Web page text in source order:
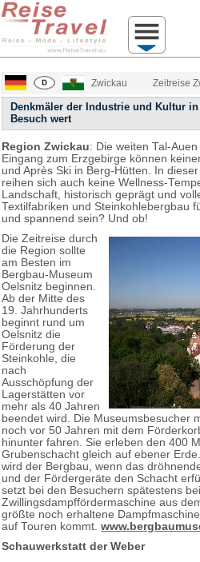
Zwickau Zeitreise
Denkmäler der Industrie und Kultur
Besuch wert
Region Zwickau: Die weiten Tal-
Eingang zum Erzgebirge können
und Après Ski in Berg-Hütten. In
reihen sich auch keine Wellness-
Landschaft, historisch geprägt und
Textilfabriken und Steinkohlebergbau
und spannend sein? Und ob!
Die Zeitreise durch
die Region sollte
am Besten im
Bergbau-Museum
Oelsnitz beginnen.
Ab der Mitte des
19. Jahrhunderts
beginnt rund um
Oelsnitz die
Förderung der
Steinkohle, die
nach
Ausschöpfung der
Lagerstätten vor
mehr als 40 Jahren
beendet wird. Die Museumsbesucher
noch vor 50 Jahren mit dem
hinunter fahren. Sie erleben den 400
Grubenschacht gleich auf ebener
wird der Bergbau, wenn das
und der Fördergeräte den Schacht
setzt bei den Besuchern spätestens
Zwillingsdampffördermaschine aus
größte noch erhaltene
auf Touren kommt.
Schauwerkstatt der Weber